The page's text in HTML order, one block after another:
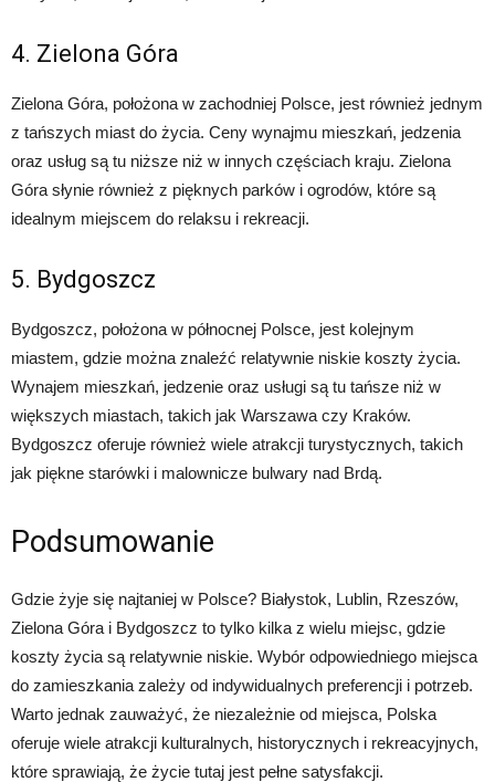
4. Zielona Góra
Zielona Góra, położona w zachodniej Polsce, jest również jednym
z tańszych miast do życia. Ceny wynajmu mieszkań, jedzenia
oraz usług są tu niższe niż w innych częściach kraju. Zielona
Góra słynie również z pięknych parków i ogrodów, które są
idealnym miejscem do relaksu i rekreacji.
5. Bydgoszcz
Bydgoszcz, położona w północnej Polsce, jest kolejnym
miastem, gdzie można znaleźć relatywnie niskie koszty życia.
Wynajem mieszkań, jedzenie oraz usługi są tu tańsze niż w
większych miastach, takich jak Warszawa czy Kraków.
Bydgoszcz oferuje również wiele atrakcji turystycznych, takich
jak piękne starówki i malownicze bulwary nad Brdą.
Podsumowanie
Gdzie żyje się najtaniej w Polsce? Białystok, Lublin, Rzeszów,
Zielona Góra i Bydgoszcz to tylko kilka z wielu miejsc, gdzie
koszty życia są relatywnie niskie. Wybór odpowiedniego miejsca
do zamieszkania zależy od indywidualnych preferencji i potrzeb.
Warto jednak zauważyć, że niezależnie od miejsca, Polska
oferuje wiele atrakcji kulturalnych, historycznych i rekreacyjnych,
które sprawiają, że życie tutaj jest pełne satysfakcji.